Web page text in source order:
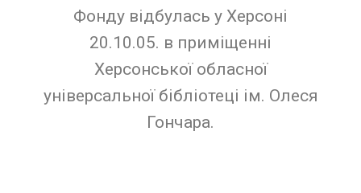
Фонду відбулась у Херсоні
20.10.05. в приміщенні
Херсонської обласної
універсальної бібліотеці ім. Олеся
Гончара.